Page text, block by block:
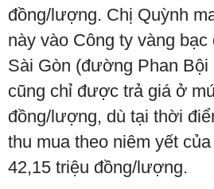
đồng/lượng. Chị Quỳnh
này vào Công ty vàng
Sài Gòn (đường Phan Bội
cũng chỉ được trả giá ở
đồng/lượng, dù tại thời
thu mua theo niêm yết
42,15 triệu đồng/lượng.